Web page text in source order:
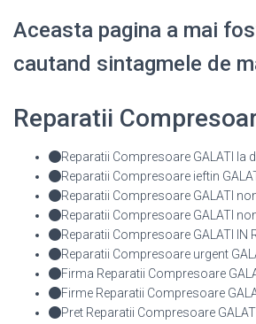
Aceasta pagina a mai
cautand sintagmele de
Reparatii
Reparatii Compresoare GALATI la
Reparatii Compresoare ieftin
Reparatii Compresoare GALATI
Reparatii Compresoare GALATI
Reparatii Compresoare GALATI IN
Reparatii Compresoare urgent
Firma Reparatii Compresoare
Firme Reparatii Compresoare
Pret Reparatii Compresoare GALATI